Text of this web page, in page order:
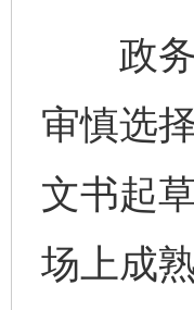
政务
审慎选
文书起
场上成